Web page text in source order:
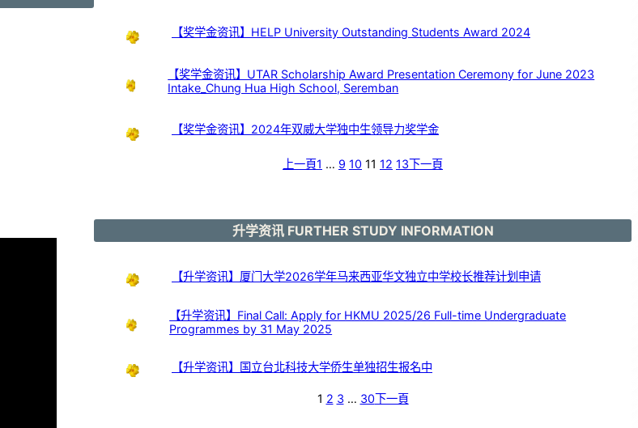
【奖学金资讯】HELP University Outstanding Students Award 2024
【奖学金资讯】UTAR Scholarship Award Presentation Ceremony for June 2023
Intake_Chung Hua High School, Seremban
【奖学金资讯】2024年双威大学独中生领导力奖学金
上一頁1 … 9 10 11 12 13下一頁
升学资讯 FURTHER STUDY INFORMATION
【升学资讯】厦门大学2026学年马来西亚华文独立中学校长推荐计划申请
【升学资讯】Final Call: Apply for HKMU 2025/26 Full-time Undergraduate
Programmes by 31 May 2025
【升学资讯】国立台北科技大学侨生单独招生报名中
1 2 3 … 30下一頁